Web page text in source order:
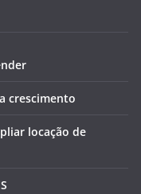
crescimento
locação de